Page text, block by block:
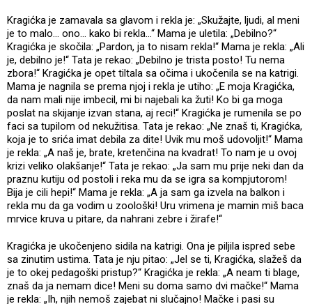
Kragićka je zamavala sa glavom i rekla je: „Skužajte, ljudi, al meni
je to malo... ono... kako bi rekla...“ Mama je uletila: „Debilno?“
Kragićka je skočila: „Pardon, ja to nisam rekla!“ Mama je rekla: „Ali
je, debilno je!“ Tata je rekao: „Debilno je trista posto! Tu nema
zbora!“ Kragićka je opet tiltala sa očima i ukočenila se na katrigi.
Mama je nagnila se prema njoj i rekla je utiho: „E moja Kragićka,
da nam mali nije imbecil, mi bi najebali ka žuti! Ko bi ga moga
poslat na skijanje izvan stana, aj reci!“ Kragićka je rumenila se po
faci sa tupilom od nekužitisa. Tata je rekao: „Ne znaš ti, Kragićka,
koja je to srića imat debila za dite! Uvik mu moš udovoljit!“ Mama
je rekla: „A naš je, brate, kretenčina na kvadrat! To nam je u ovoj
krizi veliko olakšanje!“ Tata je rekao: „Ja sam mu prije neki dan da
praznu kutiju od postoli i reka mu da se igra sa kompjutorom!
Bija je cili hepi!“ Mama je rekla: „A ja sam ga izvela na balkon i
rekla mu da ga vodim u zoološki! Uru vrimena je mamin miš baca
mrvice kruva u pitare, da nahrani zebre i žirafe!“
Kragićka je ukočenjeno sidila na katrigi. Ona je piljila ispred sebe
sa zinutim ustima. Tata je nju pitao: „Jel se ti, Kragićka, slažeš da
je to okej pedagoški pristup?“ Kragićka je rekla: „A neam ti blage,
znaš da ja nemam dice! Meni su doma samo dvi mačke!“ Mama
je rekla: „Ih, njih nemoš zajebat ni slučajno! Mačke i pasi su